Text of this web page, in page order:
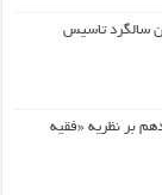
سالگرد تاسیس
بر نظریه «فقیه